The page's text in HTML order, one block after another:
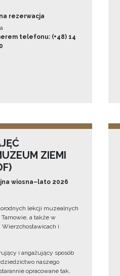
rezerwacja
telefonu: (+48) 14
ZIEMI
wiosna–lato 2026
lekcji muzealnych
a także w
Wierzchosławicach i
i angażujący sposób
naszego
opracowane tak,